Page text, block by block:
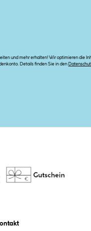
und mehr erhalten! Wir optimieren die
Details finden Sie in den